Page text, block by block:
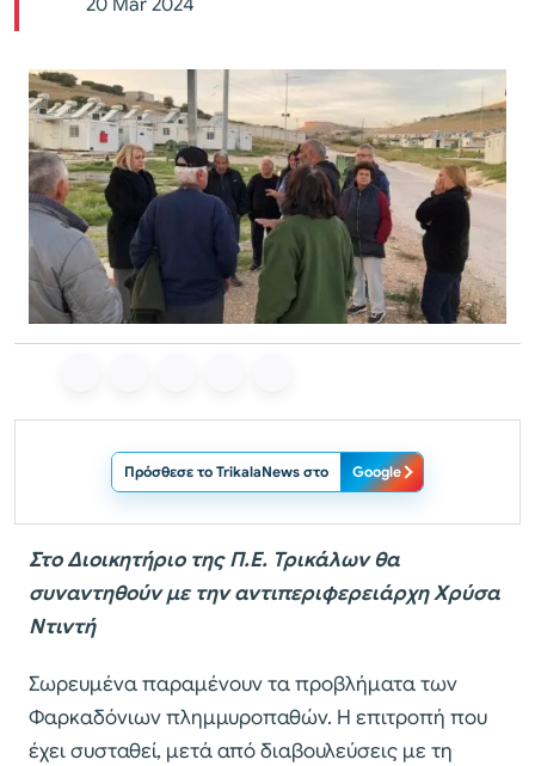
20 Mar 2024
Πρόσθεσε το TrikalaNews στο Google
Στο Διοικητήριο της Π.Ε. Τρικάλων θα
συναντηθούν με την αντιπεριφερειάρχη Χρύσα
Ντιντή
Σωρευμένα παραμένουν τα προβλήματα των
Φαρκαδόνιων πλημμυροπαθών. Η επιτροπή που
έχει συσταθεί, μετά από διαβουλεύσεις με τη